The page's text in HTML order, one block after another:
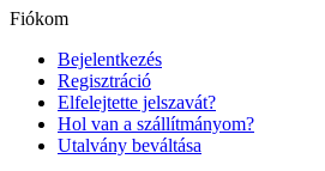
Fiókom
Bejelentkezés
Regisztráció
Elfelejtette jelszavát?
Hol van a szállítmányom?
Utalvány beváltása